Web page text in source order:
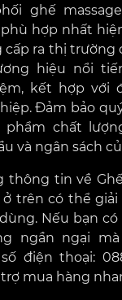
ghế
hợp nhất
cấp ra thị trường
hiệu nổi
kết hợp với
Đảm bảo
phẩm chất
và ngân sách
thông tin về
trên có thể
Nếu bạn
ngần ngại
điện thoại:
mua hàng